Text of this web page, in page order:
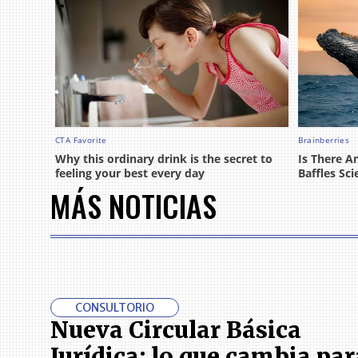
MÁS NOTICIAS
CONSULTORIO
Nueva Circular Básica